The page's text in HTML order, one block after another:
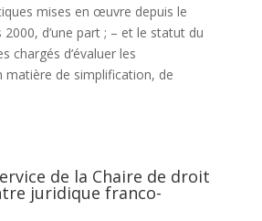
mises en œuvre depuis le
d’une part ; – et le statut du
chargés d’évaluer les
matière de simplification, de
de la Chaire de droit
juridique franco-